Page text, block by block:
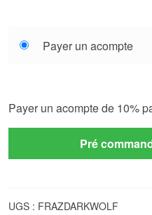
your
Payer un acompte
Payer un acompte de 10%
Pré
UGS : FRAZDARKWOLF